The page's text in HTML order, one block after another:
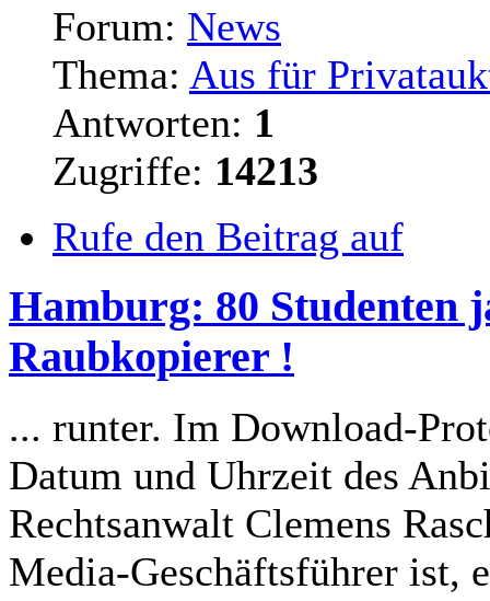
Forum: News
Thema: Aus für
Antworten: 1
Zugriffe: 14213
Rufe den Beitrag auf
Hamburg: 80 Studenten
Raubkopierer !
... runter. Im Download-
Datum und Uhrzeit des
Rechtsanwalt Clemens
Media-Geschäftsführer ist,